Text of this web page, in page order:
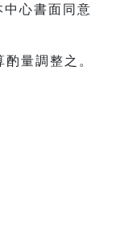
心書面同意
量調整之。